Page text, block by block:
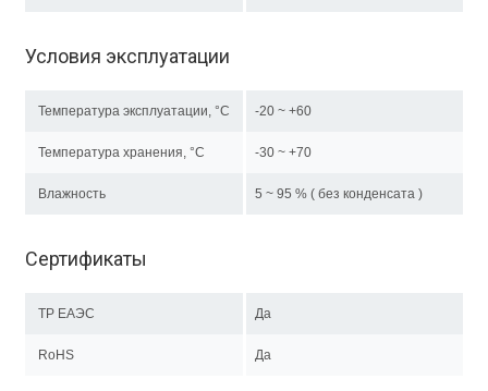
Условия эксплуатации
Температура эксплуатации, °C -20 ~ +60
Температура хранения, °C -30 ~ +70
Влажность 5 ~ 95 % ( без конденсата )
Сертификаты
ТР EAЭC Да
RoHS Да